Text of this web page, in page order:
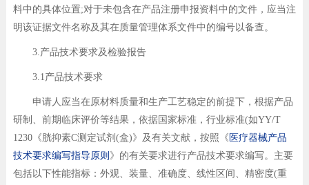
料中的具体位置;对于未包含在产品注册申报资料中的文件，应当注
明该证据文件名称及其在质量管理体系文件中的编号以备查。
3.产品技术要求及检验报告
3.1产品技术要求
申请人应当在原材料质量和生产工艺稳定的前提下，根据产品
研制、前期临床评价等结果，依据国家标准，行业标准(如YY/T
1230《胱抑素C测定试剂(盒)》及有关文献，按照《 医疗器械产品
技术要求编写指导原则 》的有关要求进行产品技术要求编写。主要
包括以下性能指标：外观、装量、准确度、线性区间、精密度(重